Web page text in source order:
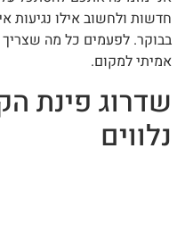
חדשות ולחשוב אילו נגיעות
בבוקר. לפעמים כל מה
אמיתי למקום.
שדרוג פינת
נלווים